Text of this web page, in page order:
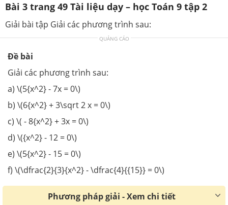
Bài 3 trang 49 Tài liệu dạy – học Toán 9 tập 2
Giải bài tập Giải các phương trình sau:
QUẢNG CÁO
Đề bài
Giải các phương trình sau:
a) \(5{x^2} - 7x = 0\)
b) \(6{x^2} + 3\sqrt 2 x = 0\)
c) \( - 8{x^2} + 3x = 0\)
d) \({x^2} - 12 = 0\)
e) \(5{x^2} - 15 = 0\)
f) \(\dfrac{2}{3}{x^2} - \dfrac{4}{{15}} = 0\)
Phương pháp giải - Xem chi tiết